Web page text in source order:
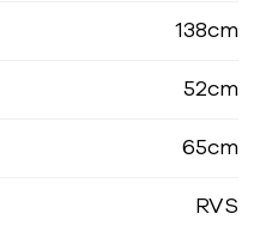
138cm
52cm
65cm
RVS